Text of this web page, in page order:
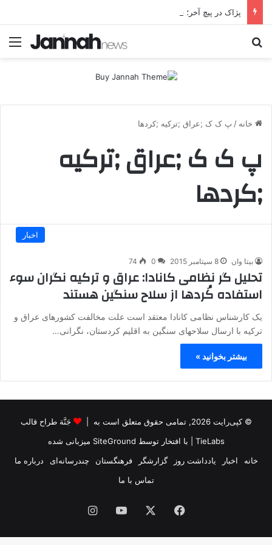
خانه / پ ک ک ;عراق ;ترکیه ;کردها
پ ک ک ;عراق ;ترکیه
;کردها
اخبار
بیتا وان 8 سپتامبر 2015 0
74
تحلیل گر نظامی کانادا: عراق و ترکیه نگران سوء
استفاده کُردها از سلاح سنگین هستند
یک کارشناس نظامی کانادا معتقد است علت مخالفت کشورهای عراق و
ترکیه با ارسال سلاحهای سنگین به اقلیم کردستان، نگرانی…
بیشتر بخوانید »
© کپی‌رایت 2026, تمامی حقوق متعلق است به |
جَنَّة طراح قالب
TieLabs | با افتخار توسط SiteGround میزبانی شده
خانه
اخبار یادداشت روز گزارشگر فرهنگستان چندرسانه‌ای
درباره ما
تماس با ما
فیس
بوک
یوتیوب